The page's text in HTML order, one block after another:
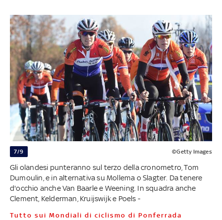
7/9 ©Getty Images
Gli olandesi punteranno sul terzo della cronometro, Tom
Dumoulin, e in alternativa su Mollema o Slagter. Da tenere
d'occhio anche Van Baarle e Weening. In squadra anche
Clement, Kelderman, Kruijswijk e Poels -
Tutto sui Mondiali di ciclismo di Ponferrada